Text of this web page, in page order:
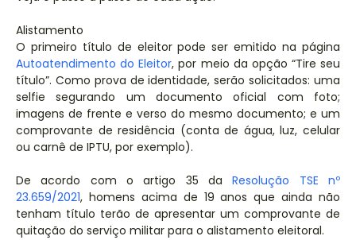
Alistamento
O primeiro título de eleitor pode ser emitido na página
Autoatendimento do Eleitor, por meio da opção “Tire seu
título”. Como prova de identidade, serão solicitados: uma
selfie segurando um documento oficial com foto;
imagens de frente e verso do mesmo documento; e um
comprovante de residência (conta de água, luz, celular
ou carnê de IPTU, por exemplo).
De acordo com o artigo 35 daResolução TSE nº
23.659/2021, homens acima de 19 anos que ainda não
tenham título terão de apresentar um comprovante de
quitação do serviço militar para o alistamento eleitoral.